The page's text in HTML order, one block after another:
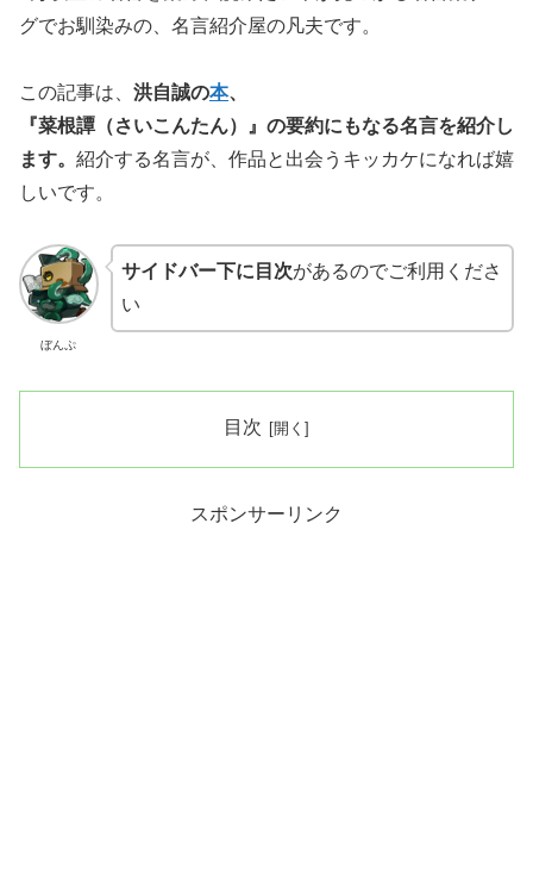
グでお馴染みの、名言紹介屋の凡夫です。
この記事は、 洪自誠の本、
『菜根譚（さいこんたん）』の要約にもなる名言を紹介し
ます。 紹介する名言が、作品と出会うキッカケになれば嬉
しいです。
ぼんぷ
サイドバー下に目次があるのでご利用くださ
い
目次
スポンサーリンク